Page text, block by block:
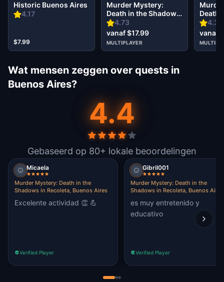
4.17
Historic Buenos Aires
$7.99
4.73
Murder Mystery:
Death in the Shadows
in Recoleta, Buenos
Aires
vanaf $17.99
MULTIPLAYER
4.33
Death
in
Aires
vanaf
Wat mensen zeggen over quests in
Buenos Aires?
4.4
Gebaseerd op 80+ lokale beoordelingen
Micaela
Murder Mystery: Death in the
Shadows in Recoleta, Buenos Aires
Excelente actividad 👏 💪
Verified Player
Gibril001
Murder Mystery: Death in the
Shadows in Recoleta, Buenos Aires
es muy entretenido y
educativo
Verified Player